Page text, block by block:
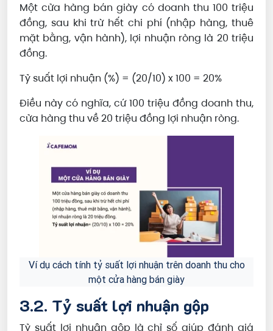
Một cửa hàng bán giày có doanh thu 100 triệu
đồng, sau khi trừ hết chi phí (nhập hàng, thuê
mặt bằng, vận hành), lợi nhuận ròng là 20 triệu
đồng.
Tỷ suất lợi nhuận (%) = (20/10) x 100 = 20%
Điều này có nghĩa, cứ 100 triệu đồng doanh thu,
cửa hàng thu về 20 triệu đồng lợi nhuận ròng.
Ví dụ cách tính tỷ suất lợi nhuận trên doanh thu cho
một cửa hàng bán giày
3.2. Tỷ suất lợi nhuận gộp
Tỷ suất lợi nhuận gộp là chỉ số giúp đánh giá